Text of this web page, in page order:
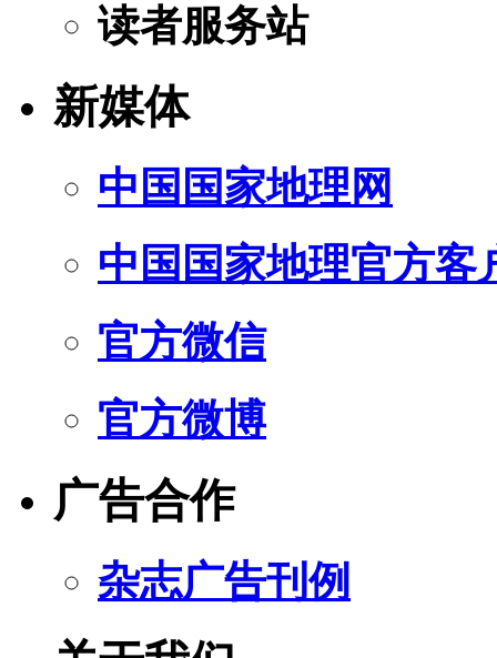
读者服务站
新媒体
中国国家地理网
中国国家地理官方客
官方微信
官方微博
广告合作
杂志广告刊例